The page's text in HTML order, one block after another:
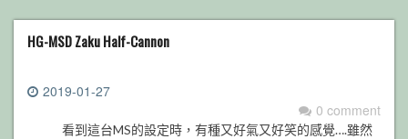
HG-MSD Zaku Half-Cannon
2019-01-27
0 comment
看到這台MS的設定時，有種又好氣又好笑的感覺….雖然